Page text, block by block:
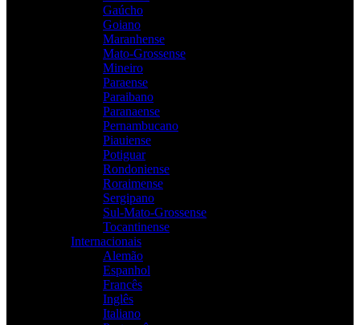
Gaúcho
Goiano
Maranhense
Mato-Grossense
Mineiro
Paraense
Paraibano
Paranaense
Pernambucano
Piauiense
Potiguar
Rondoniense
Roraimense
Sergipano
Sul-Mato-Grossense
Tocantinense
Internacionais
Alemão
Espanhol
Francês
Inglês
Italiano